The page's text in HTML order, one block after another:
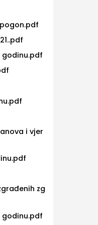
godinu.pdf
i vjer
zg
godinu.pdf